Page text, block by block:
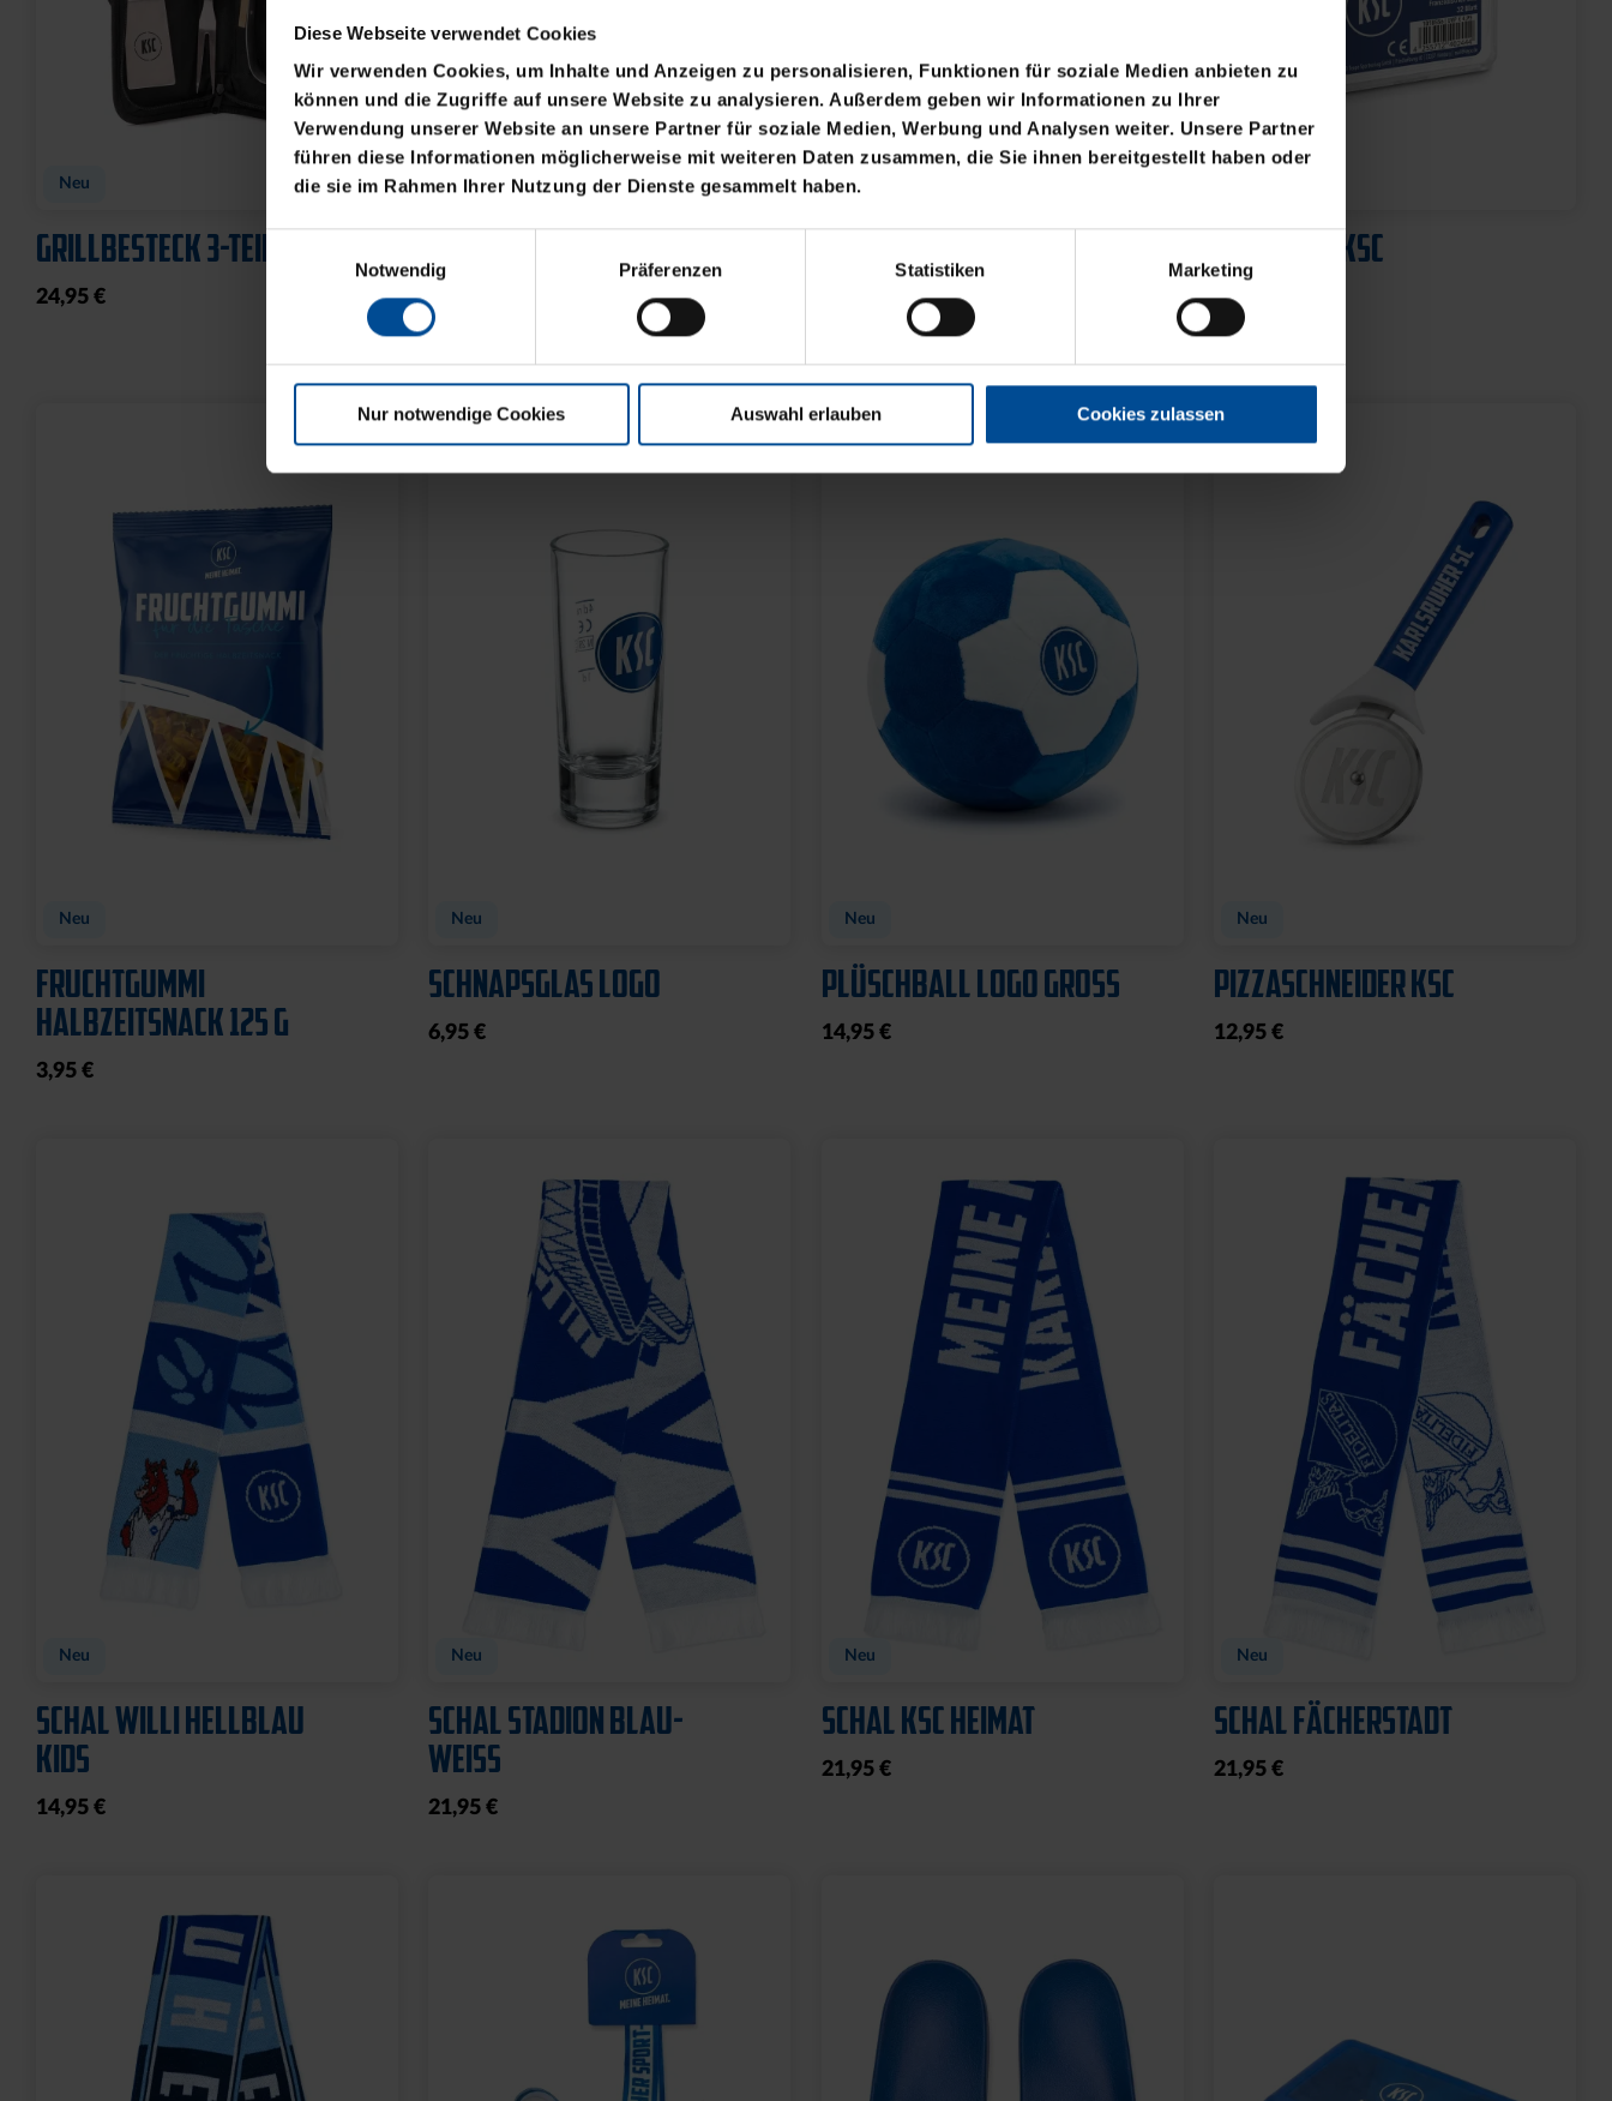
Diese Webseite verwendet Cookies
Wir verwenden Cookies, um Inhalte und Anzeigen zu personalisieren, Funktionen für soziale Medien anbieten zu
können und die Zugriffe auf unsere Website zu analysieren. Außerdem geben wir Informationen zu Ihrer
Verwendung unserer Website an unsere Partner für soziale Medien, Werbung und Analysen weiter. Unsere Partner
führen diese Informationen möglicherweise mit weiteren Daten zusammen, die Sie ihnen bereitgestellt haben oder
die sie im Rahmen Ihrer Nutzung der Dienste gesammelt haben.
Notwendig
Präferenzen Statistiken Marketing
Nur notwendige Cookies Auswahl erlauben Cookies zulassen
Neu
GRILLBESTECK 3-TEILIG
24,95 €
Neu
19,95 €
Neu
SILBER
SKATSPIEL KSC
4,95 €
Neu
FRUCHTGUMMI
HALBZEITSNACK 125 G
3,95 €
Neu
SCHNAPSGLAS LOGO
6,95 €
Neu
PLÜSCHBALL LOGO GROSS
14,95 €
Neu
PIZZASCHNEIDER KSC
12,95 €
Neu
SCHAL WILLI HELLBLAU
KIDS
14,95 €
Neu
SCHAL STADION BLAU-
WEISS
21,95 €
Neu
SCHAL KSC HEIMAT
21,95 €
Neu
SCHAL FÄCHERSTADT
21,95 €